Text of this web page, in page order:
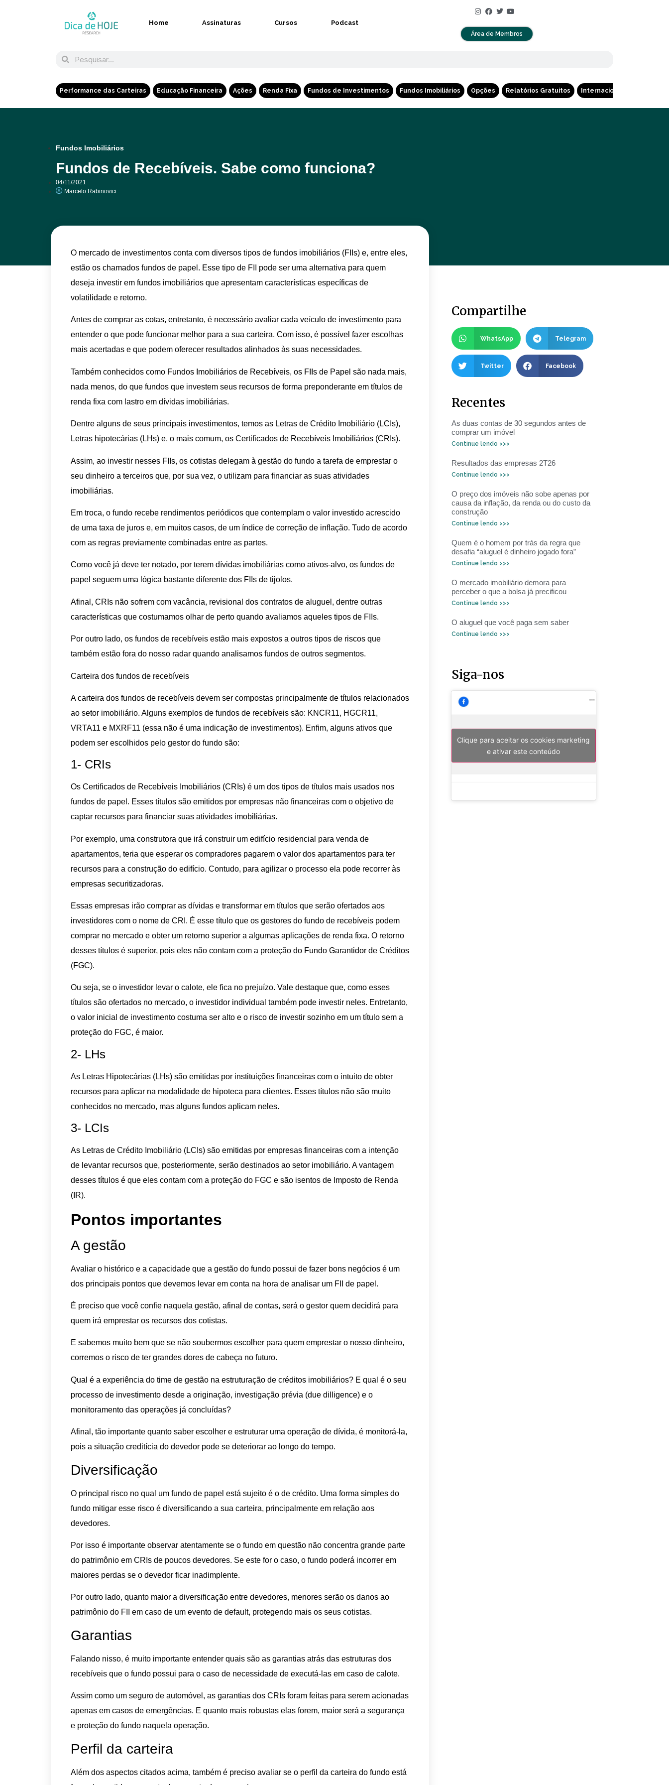
Home Assinaturas Cursos Podcast
Área de Membros
Performance das Carteiras Educação Financeira Ações Renda Fixa Fundos de Investimentos Fundos Imobiliários Opções Relatórios Gratuitos Internacional
Fundos Imobiliários
Fundos de Recebíveis. Sabe como funciona?
04/11/2021
Marcelo Rabinovici
O mercado de investimentos conta com diversos tipos de fundos imobiliários (FIIs) e, entre eles,
estão os chamados fundos de papel. Esse tipo de FII pode ser uma alternativa para quem
deseja investir em fundos imobiliários que apresentam características específicas de
volatilidade e retorno.
Antes de comprar as cotas, entretanto, é necessário avaliar cada veículo de investimento para
entender o que pode funcionar melhor para a sua carteira. Com isso, é possível fazer escolhas
mais acertadas e que podem oferecer resultados alinhados às suas necessidades.
Também conhecidos como Fundos Imobiliários de Recebíveis, os FIIs de Papel são nada mais,
nada menos, do que fundos que investem seus recursos de forma preponderante em títulos de
renda fixa com lastro em dívidas imobiliárias.
Dentre alguns de seus principais investimentos, temos as Letras de Crédito Imobiliário (LCIs),
Letras hipotecárias (LHs) e, o mais comum, os Certificados de Recebíveis Imobiliários (CRIs).
Assim, ao investir nesses FIIs, os cotistas delegam à gestão do fundo a tarefa de emprestar o
seu dinheiro a terceiros que, por sua vez, o utilizam para financiar as suas atividades
imobiliárias.
Em troca, o fundo recebe rendimentos periódicos que contemplam o valor investido acrescido
de uma taxa de juros e, em muitos casos, de um índice de correção de inflação. Tudo de acordo
com as regras previamente combinadas entre as partes.
Como você já deve ter notado, por terem dívidas imobiliárias como ativos-alvo, os fundos de
papel seguem uma lógica bastante diferente dos FIIs de tijolos.
Afinal, CRIs não sofrem com vacância, revisional dos contratos de aluguel, dentre outras
características que costumamos olhar de perto quando avaliamos aqueles tipos de FIIs.
Por outro lado, os fundos de recebíveis estão mais expostos a outros tipos de riscos que
também estão fora do nosso radar quando analisamos fundos de outros segmentos.
Carteira dos fundos de recebíveis
A carteira dos fundos de recebíveis devem ser compostas principalmente de títulos relacionados
ao setor imobiliário. Alguns exemplos de fundos de recebíveis são: KNCR11, HGCR11,
VRTA11 e MXRF11 (essa não é uma indicação de investimentos). Enfim, alguns ativos que
podem ser escolhidos pelo gestor do fundo são:
1- CRIs
Os Certificados de Recebíveis Imobiliários (CRIs) é um dos tipos de títulos mais usados nos
fundos de papel. Esses títulos são emitidos por empresas não financeiras com o objetivo de
captar recursos para financiar suas atividades imobiliárias.
Por exemplo, uma construtora que irá construir um edifício residencial para venda de
apartamentos, teria que esperar os compradores pagarem o valor dos apartamentos para ter
recursos para a construção do edifício. Contudo, para agilizar o processo ela pode recorrer às
empresas securitizadoras.
Essas empresas irão comprar as dívidas e transformar em títulos que serão ofertados aos
investidores com o nome de CRI. É esse título que os gestores do fundo de recebíveis podem
comprar no mercado e obter um retorno superior a algumas aplicações de renda fixa. O retorno
desses títulos é superior, pois eles não contam com a proteção do Fundo Garantidor de Créditos
(FGC).
Ou seja, se o investidor levar o calote, ele fica no prejuízo. Vale destaque que, como esses
títulos são ofertados no mercado, o investidor individual também pode investir neles. Entretanto,
o valor inicial de investimento costuma ser alto e o risco de investir sozinho em um título sem a
proteção do FGC, é maior.
2- LHs
As Letras Hipotecárias (LHs) são emitidas por instituições financeiras com o intuito de obter
recursos para aplicar na modalidade de hipoteca para clientes. Esses títulos não são muito
conhecidos no mercado, mas alguns fundos aplicam neles.
3- LCIs
As Letras de Crédito Imobiliário (LCIs) são emitidas por empresas financeiras com a intenção
de levantar recursos que, posteriormente, serão destinados ao setor imobiliário. A vantagem
desses títulos é que eles contam com a proteção do FGC e são isentos de Imposto de Renda
(IR).
Pontos importantes
A gestão
Avaliar o histórico e a capacidade que a gestão do fundo possui de fazer bons negócios é um
dos principais pontos que devemos levar em conta na hora de analisar um FII de papel.
É preciso que você confie naquela gestão, afinal de contas, será o gestor quem decidirá para
quem irá emprestar os recursos dos cotistas.
E sabemos muito bem que se não soubermos escolher para quem emprestar o nosso dinheiro,
corremos o risco de ter grandes dores de cabeça no futuro.
Qual é a experiência do time de gestão na estruturação de créditos imobiliários? E qual é o seu
processo de investimento desde a originação, investigação prévia (due dilligence) e o
monitoramento das operações já concluídas?
Afinal, tão importante quanto saber escolher e estruturar uma operação de dívida, é monitorá-la,
pois a situação creditícia do devedor pode se deteriorar ao longo do tempo.
Diversificação
O principal risco no qual um fundo de papel está sujeito é o de crédito. Uma forma simples do
fundo mitigar esse risco é diversificando a sua carteira, principalmente em relação aos
devedores.
Por isso é importante observar atentamente se o fundo em questão não concentra grande parte
do patrimônio em CRIs de poucos devedores. Se este for o caso, o fundo poderá incorrer em
maiores perdas se o devedor ficar inadimplente.
Por outro lado, quanto maior a diversificação entre devedores, menores serão os danos ao
patrimônio do FII em caso de um evento de default, protegendo mais os seus cotistas.
Garantias
Falando nisso, é muito importante entender quais são as garantias atrás das estruturas dos
recebíveis que o fundo possui para o caso de necessidade de executá-las em caso de calote.
Assim como um seguro de automóvel, as garantias dos CRIs foram feitas para serem acionadas
apenas em casos de emergências. E quanto mais robustas elas forem, maior será a segurança
e proteção do fundo naquela operação.
Perfil da carteira
Além dos aspectos citados acima, também é preciso avaliar se o perfil da carteira do fundo está
Compartilhe
WhatsApp Telegram
Twitter Facebook
Recentes
As duas contas de 30 segundos antes de
comprar um imóvel
Continue lendo >>>
Resultados das empresas 2T26
Continue lendo >>>
O preço dos imóveis não sobe apenas por
causa da inflação, da renda ou do custo da
construção
Continue lendo >>>
Quem é o homem por trás da regra que
desafia “aluguel é dinheiro jogado fora”
Continue lendo >>>
O mercado imobiliário demora para
perceber o que a bolsa já precificou
Continue lendo >>>
O aluguel que você paga sem saber
Continue lendo >>>
Siga-nos
Clique para aceitar os cookies marketing
e ativar este conteúdo